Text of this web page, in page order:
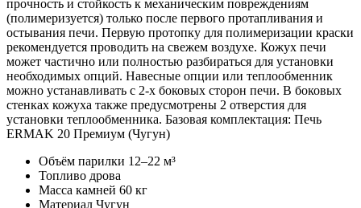
прочность и стойкость к механическим повреждениям
(полимеризуется) только после первого протапливания и
остывания печи. Первую протопку для полимеризации краски
рекомендуется проводить на свежем воздухе. Кожух печи
может частично или полностью разбираться для установки
необходимых опций. Навесные опции или теплообменник
можно устанавливать с 2-х боковых сторон печи. В боковых
стенках кожуха также предусмотрены 2 отверстия для
установки теплообменника. Базовая комплектация: Печь
ERMAK 20 Премиум (Чугун)
Объём парилки 12–22 м³
Топливо дрова
Масса камней 60 кг
Материал Чугун